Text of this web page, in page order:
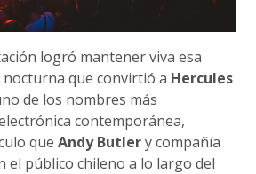
logró mantener viva esa
nocturna que convirtió a Hercules
de los nombres más
contemporánea,
queAndy Butlery compañía
el público chileno a lo largo del